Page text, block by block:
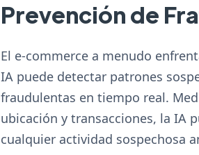
Prevención de
El e-commerce a menudo
IA puede detectar patrones
fraudulentas en tiempo real.
ubicación y transacciones, la IA
cualquier actividad sospechosa